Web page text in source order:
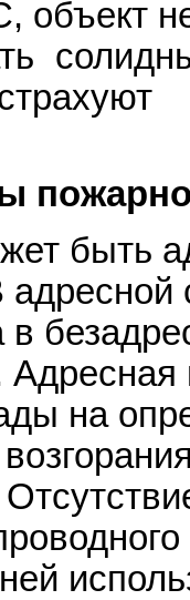
быть
адресной
на